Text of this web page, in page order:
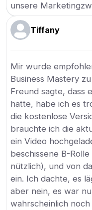
unsere
Tiffany
Mir wurde
Business Mastery
Freund sagte, dass
hatte, habe ich es
die kostenlose
brauchte ich die
ein Video
beschissene B-
nützlich), und von
ein. Ich dachte, es
aber nein, es war
wahrscheinlich